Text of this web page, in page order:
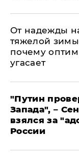
От надежды
тяжелой
почему
угасает
"Путин
Запада", –
взялся за
России